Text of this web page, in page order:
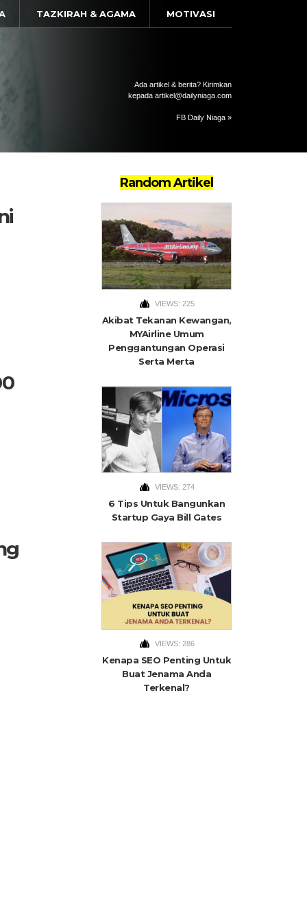
TAZKIRAH & AGAMA MOTIVASI
Ada artikel & berita? Kirimkan
kepada artikel@dailyniaga.com
FB Daily Niaga »
Random Artikel
VIEWS: 225
Akibat Tekanan Kewangan,
MYAirline Umum
Penggantungan Operasi
Serta Merta
VIEWS: 274
6 Tips Untuk Bangunkan
Startup Gaya Bill Gates
VIEWS: 286
Kenapa SEO Penting Untuk
Buat Jenama Anda
Terkenal?